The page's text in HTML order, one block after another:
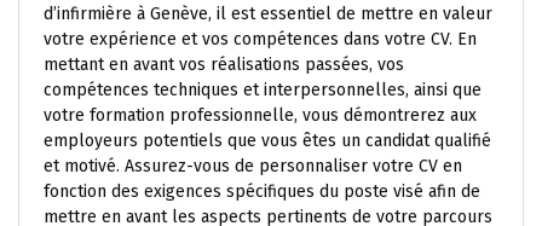
d’infirmière à Genève, il est essentiel de mettre en valeur
votre expérience et vos compétences dans votre CV. En
mettant en avant vos réalisations passées, vos
compétences techniques et interpersonnelles, ainsi que
votre formation professionnelle, vous démontrerez aux
employeurs potentiels que vous êtes un candidat qualifié
et motivé. Assurez-vous de personnaliser votre CV en
fonction des exigences spécifiques du poste visé afin de
mettre en avant les aspects pertinents de votre parcours